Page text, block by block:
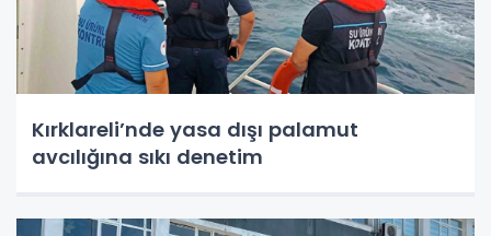
Kırklareli’nde yasa dışı palamut
avcılığına sıkı denetim